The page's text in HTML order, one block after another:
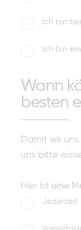
Ich bin
Ich bin
Wann
besten
Damit wir
uns bitte
Hier ist eine
Jederzeit